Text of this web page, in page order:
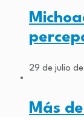
29 de julio
Más